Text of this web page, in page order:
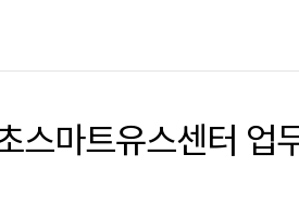
스마트유스센터 업